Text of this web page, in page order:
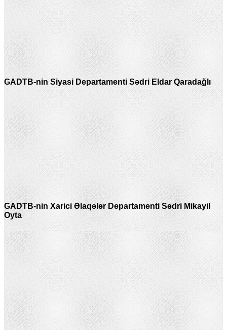
GADTB-nin Siyasi Departamenti Sədri Eldar Qaradağlı
GADTB-nin Xarici Əlaqələr Departamenti Sədri Mikayil
Oyta